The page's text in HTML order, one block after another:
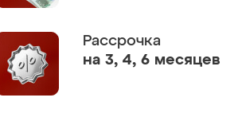
Рассрочка
на 3, 4, 6 месяцев